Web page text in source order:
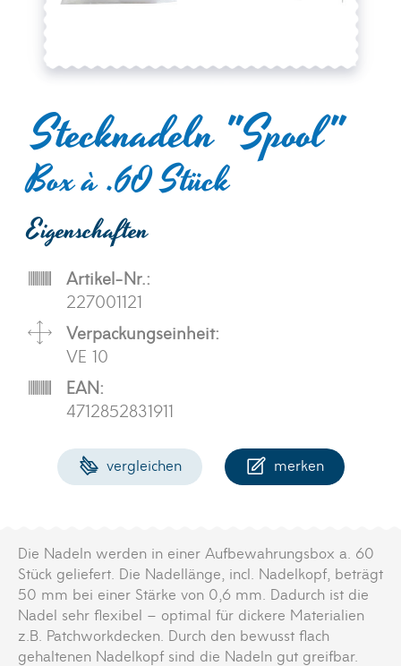
Stecknadeln "Spool"
Box à .60 Stück
Eigenschaften
Artikel-Nr.:
227001121
Verpackungseinheit:
VE 10
EAN:
4712852831911
vergleichen merken
Die Nadeln werden in einer Aufbewahrungsbox a. 60
Stück geliefert. Die Nadellänge, incl. Nadelkopf, beträgt
50 mm bei einer Stärke von 0,6 mm. Dadurch ist die
Nadel sehr flexibel – optimal für dickere Materialien
z.B. Patchworkdecken. Durch den bewusst flach
gehaltenen Nadelkopf sind die Nadeln gut greifbar.